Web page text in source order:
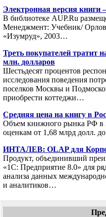
Электронная версия
В библиотеке AUP.Ru
Менеджмент: Учебник/
«Изумруд», 2003…
Треть покупателей тратит
млн. долларов
Шестьдесят процентов
исследования поведения
поселков Москвы и
приобрести коттеджи…
Средняя цена на книгу в
Объем книжного рынка РФ в
оценкам от 1,68 млрд долл.
ИНТАЛЕВ: OLAP для
Продукт, объединивший
«1С: Предприятие 8.0» для
анализа данных
и аналитиков…